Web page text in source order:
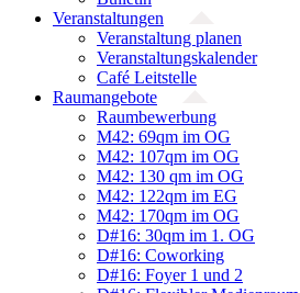
Veranstaltungen
Veranstaltung planen
Veranstaltungskalender
Café Leitstelle
Raumangebote
Raumbewerbung
M42: 69qm im OG
M42: 107qm im OG
M42: 130 qm im OG
M42: 122qm im EG
M42: 170qm im OG
D#16: 30qm im 1. OG
D#16: Coworking
D#16: Foyer 1 und 2